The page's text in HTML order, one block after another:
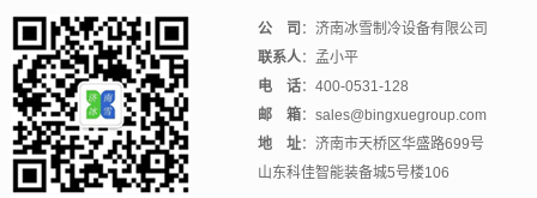
公 司 ：济南冰雪制冷设备有限公司
联系人：孟小平
电 话：400-0531-128
邮 箱：sales@bingxuegroup.com
地 址：济南市天桥区华盛路699号
山东科佳智能装备城5号楼106